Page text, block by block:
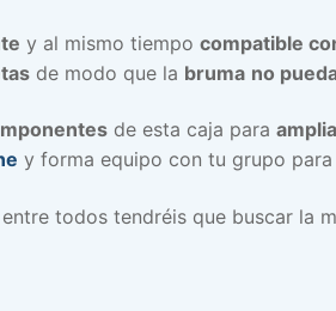
y al mismo tiempo compatible
de modo que la bruma no
de esta caja para
y forma equipo con tu grupo para
entre todos tendréis que buscar la